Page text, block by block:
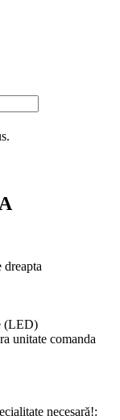
dreapta
(LED)
unitate comanda
necesară!: